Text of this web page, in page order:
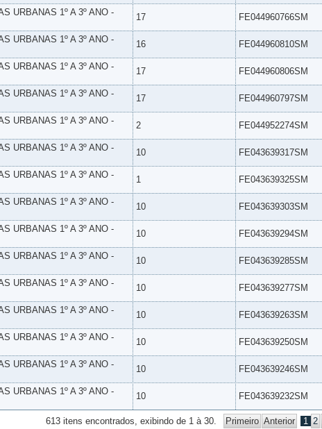
URBANAS 1º A 3º ANO -
17 FE044960766SM
URBANAS 1º A 3º ANO -
16 FE044960810SM
URBANAS 1º A 3º ANO -
17 FE044960806SM
URBANAS 1º A 3º ANO -
17 FE044960797SM
URBANAS 1º A 3º ANO -
2 FE044952274SM
URBANAS 1º A 3º ANO -
10 FE043639317SM
URBANAS 1º A 3º ANO -
1 FE043639325SM
URBANAS 1º A 3º ANO -
10 FE043639303SM
URBANAS 1º A 3º ANO -
10 FE043639294SM
URBANAS 1º A 3º ANO -
10 FE043639285SM
URBANAS 1º A 3º ANO -
10 FE043639277SM
URBANAS 1º A 3º ANO -
10 FE043639263SM
URBANAS 1º A 3º ANO -
10 FE043639250SM
URBANAS 1º A 3º ANO -
10 FE043639246SM
URBANAS 1º A 3º ANO -
10 FE043639232SM
613 itens encontrados, exibindo de 1 à 30. Primeiro Anterior 1 2